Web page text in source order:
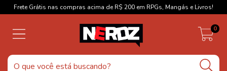
Frete Grátis nas compras acima de R$ 200 em RPGs, Mangás e Livros!
0